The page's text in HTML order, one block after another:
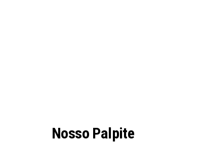
Nosso Palpite